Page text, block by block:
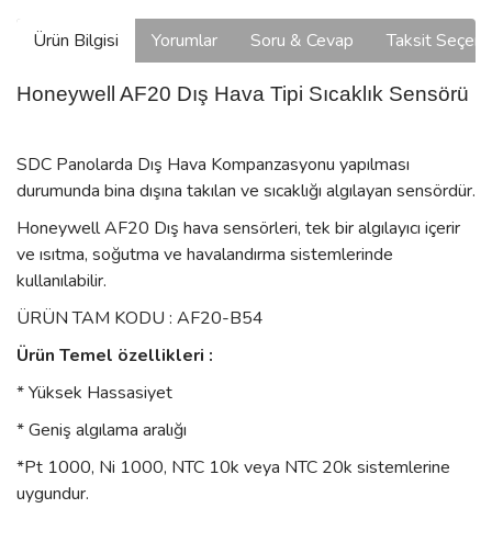
Ürün Bilgisi Yorumlar Soru & Cevap Taksit
Honeywell AF20 Dış Hava Tipi Sıcaklık Sensörü
SDC Panolarda Dış Hava Kompanzasyonu yapılması
durumunda bina dışına takılan ve sıcaklığı algılayan sensördür.
Honeywell AF20 Dış hava sensörleri, tek bir algılayıcı içerir
ve ısıtma, soğutma ve havalandırma sistemlerinde
kullanılabilir.
ÜRÜN TAM KODU : AF20-B54
Ürün Temel özellikleri :
* Yüksek Hassasiyet
* Geniş algılama aralığı
*Pt 1000, Ni 1000, NTC 10k veya NTC 20k sistemlerine
uygundur.